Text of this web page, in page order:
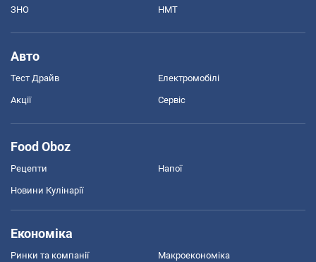
ЗНО НМТ
Авто
Тест Драйв Електромобілі
Акції Сервіс
Food Oboz
Рецепти Напої
Новини Кулінарії
Економіка
Ринки та компанії Макроекономіка